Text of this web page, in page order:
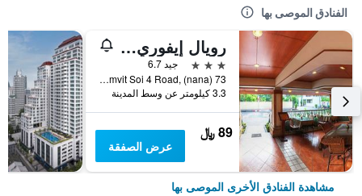
الفنادق الموصى بها
رويال إيفوري سوكومفيت نانا
3 نجوم
جيد 6.7
73 Sukhumvit Soi 4 Road, (nana), بانكوك, تايلاند
3.3 كيلومتر عن وسط المدينة
89 ﷼
عرض الصفقة
مشاهدة الفنادق الأخرى الموصى بها